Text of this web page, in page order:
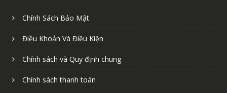
Chính Sách Bảo Mật
Điều Khoản Và Điều Kiện
Chính sách và Quy định chung
Chính sách thanh toán